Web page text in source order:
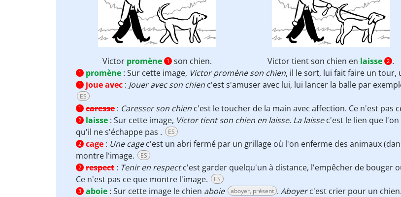
Victor promène 1 son chien. Victor tient son chien en laisse 2 .
1 promène : Sur cette image, Victor promène son chien, il le sort, lui fait faire un tour,
1 joue avec : Jouer avec son chien c'est s'amuser avec lui, lui lancer la balle par
ES
1 caresse : Caresser son chien c'est le toucher de la main avec affection. Ce n'est pas
2 laisse : Sur cette image, Victor tient son chien en laisse. La laissec'est le lien que
qu'il ne s'échappe pas .
ES
2 cage : Une cagec'est un abri fermé par un grillage où l'on enferme des animaux
montre l'image.
ES
2 respect : Tenir en respectc'est garder quelqu'un à distance, l'empêcher de bouger
Ce n'est pas ce que montre l'image.
ES
3 aboie : Sur cette image le chien aboie aboyer, présent . Aboyerc'est crier pour un chien.